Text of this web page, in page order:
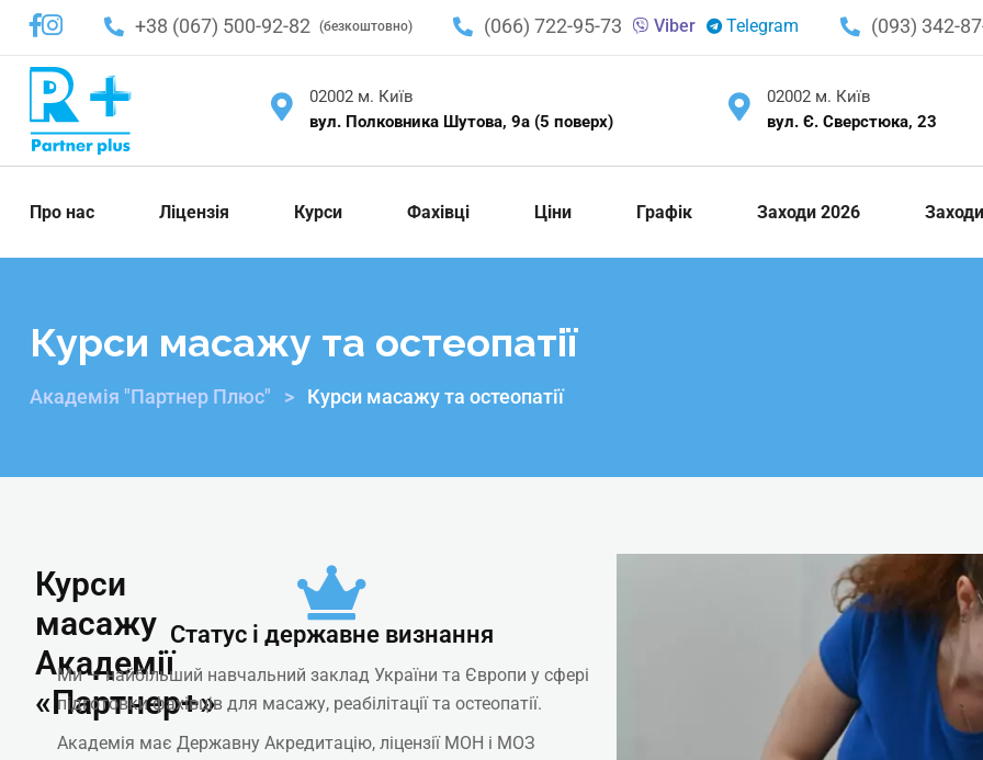
+38 (067) 500-92-82 (безкоштовно) (066) 722-95-73 Viber Telegram (093) 342-
02002 м. Київ
вул. Полковника Шутова, 9а (5 поверх)
02002 м. Київ
вул. Є. Сверстюка, 23
Про нас Ліцензія Курси Фахівці Ціни Графік Заходи 2026
Курси масажу та остеопатії
Академія "Партнер Плюс" > Курси масажу та остеопатії
Курси
масажу
Академії
«Партнер+»
Статус і державне визнання
Ми — найбільший навчальний заклад України та Європи у сфері
підготовки фахівців для масажу, реабілітації та остеопатії.
Академія має Державну Акредитацію, ліцензії МОН і МОЗ